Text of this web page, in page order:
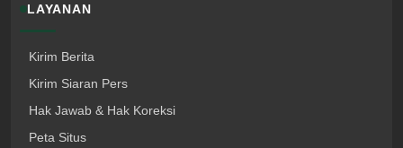
LAYANAN
Kirim Berita
Kirim Siaran Pers
Hak Jawab & Hak Koreksi
Peta Situs